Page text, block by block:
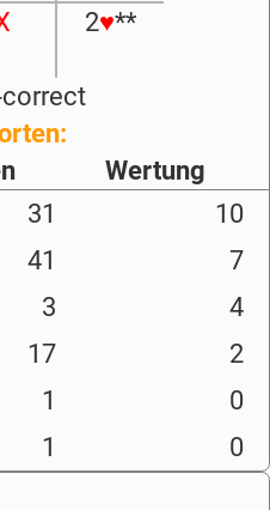
2♥**
correct
Wertung
31
10
41
7
3
4
17
2
1
0
1 0